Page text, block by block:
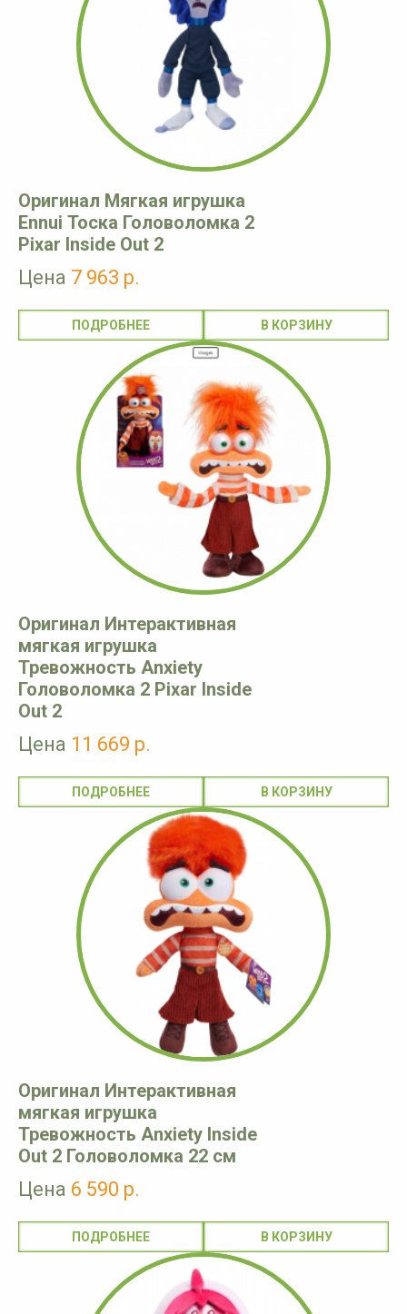
Оригинал Мягкая игрушка
Ennui Тоска Головоломка 2
Pixar Inside Out 2
Цена 7 963 р.
ПОДРОБНЕЕ
Оригинал Интерактивная
мягкая игрушка
Тревожность Anxiety
Головоломка 2 Pixar Inside
Out 2
Цена 11 669 р.
ПОДРОБНЕЕ
Оригинал Интерактивная
мягкая игрушка
Тревожность Anxiety Inside
Out 2 Головоломка 22 см
Цена 6 590 р.
ПОДРОБНЕЕ